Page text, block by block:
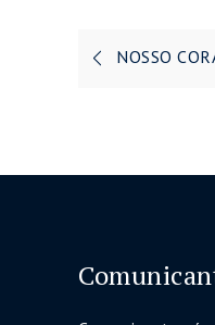
NOSSO